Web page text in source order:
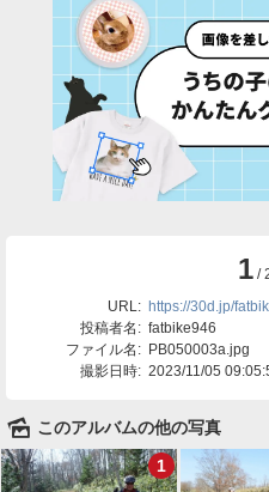
1 /
URL: https://30d.jp/
投稿者名: fatbike946
ファイル名: PB050003a.jpg
撮影日時: 2023/11/05
🌄 このアルバムの他の写真
1